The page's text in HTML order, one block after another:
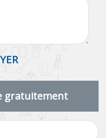
gratuitement